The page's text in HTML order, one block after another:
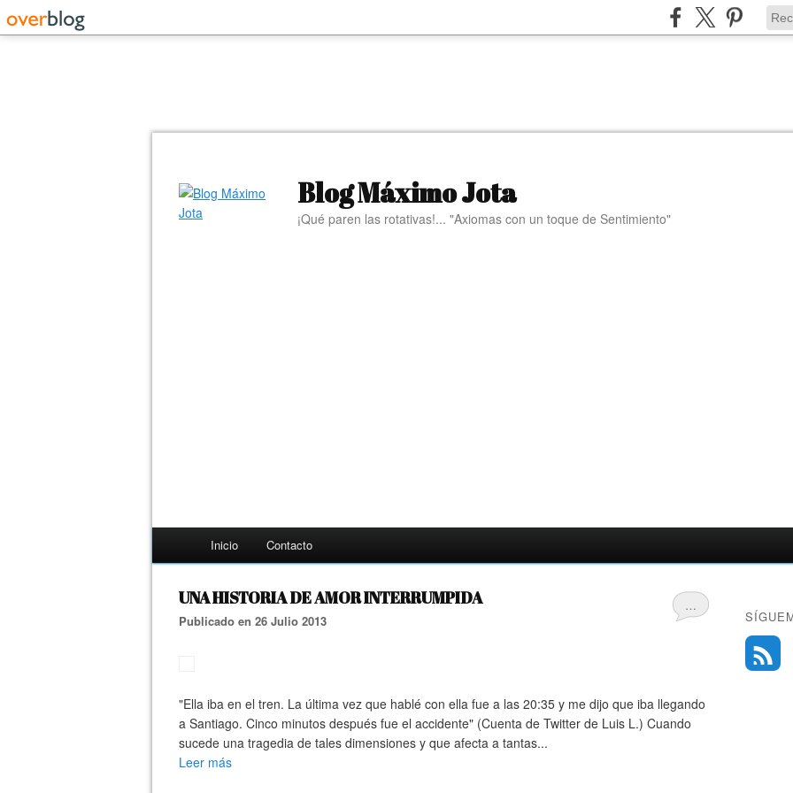
Blog Máximo Jota
¡Qué paren las rotativas!... "Axiomas con un toque de Sentimiento"
Inicio Contacto
…
UNA HISTORIA DE AMOR INTERRUMPIDA
Publicado en 26 Julio 2013
"Ella iba en el tren. La última vez que hablé con ella fue a las 20:35 y me dijo que iba llegando
a Santiago. Cinco minutos después fue el accidente" (Cuenta de Twitter de Luis L.) Cuando
sucede una tragedia de tales dimensiones y que afecta a tantas...
Leer más